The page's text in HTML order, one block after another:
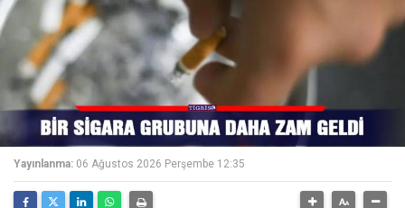
Yayınlanma: 06 Ağustos 2026 Perşembe 12:35